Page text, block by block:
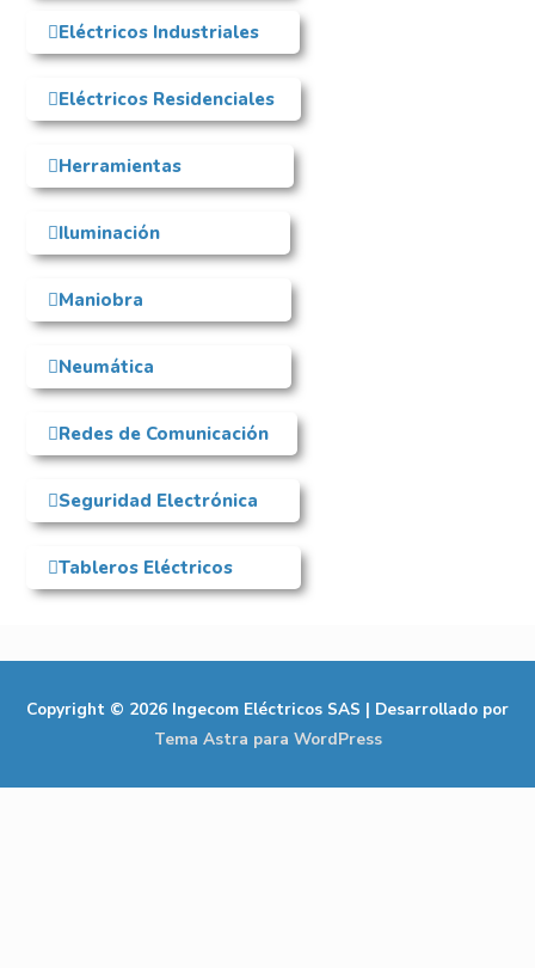
Eléctricos Industriales
Eléctricos Residenciales
Herramientas
Iluminación
Maniobra
Neumática
Redes de Comunicación
Seguridad Electrónica
Tableros Eléctricos
Copyright © 2026 Ingecom Eléctricos SAS | Desarrollado por
Tema Astra para WordPress